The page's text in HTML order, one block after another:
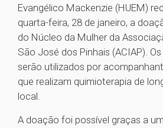
Evangélico Mackenzie (HUEM)
quarta-feira, 28 de janeiro, a
do Núcleo da Mulher da
São José dos Pinhais (ACIAP).
serão utilizados por
que realizam quimioterapia de
local.
A doação foi possível graças a